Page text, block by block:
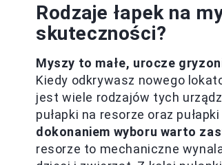
Rodzaje łapek na
skuteczności?
Myszy to małe, urocze
Kiedy odkrywasz nowego
jest wiele rodzajów tych
pułapki na resorze oraz
dokonaniem wyboru warto
resorze to mechaniczne